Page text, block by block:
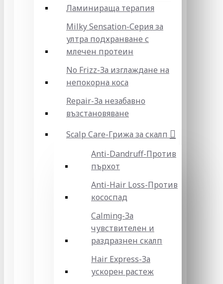
Ламинираща терапия
Milky Sensation-Серия за
ултра подхранване с
млечен протеин
No Frizz-За изглаждане на
непокорна коса
Repair-За незабавно
възстановяване
Scalp Care-Грижа за скалп
Anti-Dandruff-Против
пърхот
Anti-Hair Loss-Против
кососпад
Calming-За
чувствителен и
раздразнен скалп
Hair Express-За
ускорен растеж